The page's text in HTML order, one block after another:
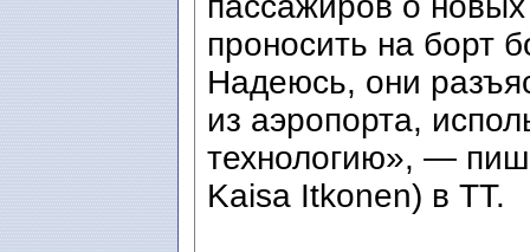
проносить на борт
Надеюсь, они
из аэропорта,
технологию», —
Kaisa Itkonen) в TT.